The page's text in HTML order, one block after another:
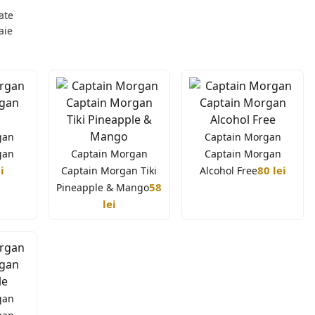
Captain Morgan
Captain Morgan Tiki
Pineapple & Mango58
lei
Captain Morgan
Captain Morgan
Alcohol Free80 lei
modul în care vizitatorii interacționează cu site-
și nepersonalizată. Făcând clic pe „Sunt
uri